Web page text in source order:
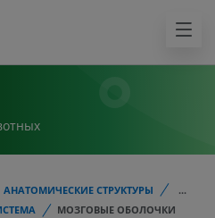
АНАТОМИЧЕСКИЕ СТРУКТУРЫ
...
МОЗГОВЫЕ ОБОЛОЧКИ